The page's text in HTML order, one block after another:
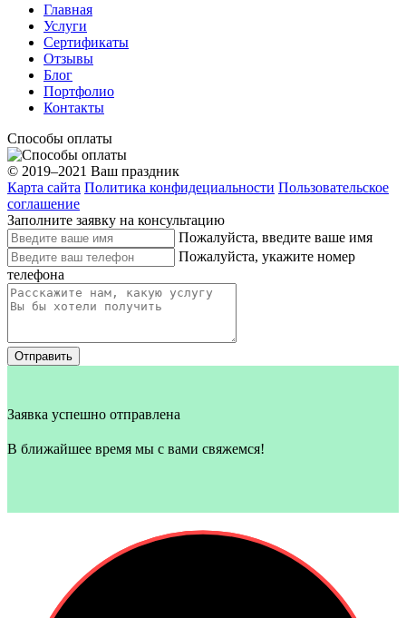
Главная
Услуги
Сертификаты
Отзывы
Блог
Портфолио
Контакты
Способы оплаты
© 2019–2021 Ваш праздник
Карта сайта Политика конфидециальности Пользовательское
соглашение
Заполните заявку на консультацию
Пожалуйста, введите ваше имя
Пожалуйста, укажите номер
телефона
Отправить
Заявка успешно отправлена
В ближайшее время мы с вами свяжемся!